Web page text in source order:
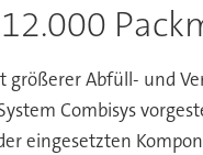
Abfüll- und
Combisys
eingesetzten